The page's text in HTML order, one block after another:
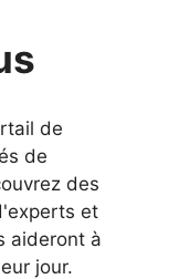
de
de
des
et
aideront à
jour.